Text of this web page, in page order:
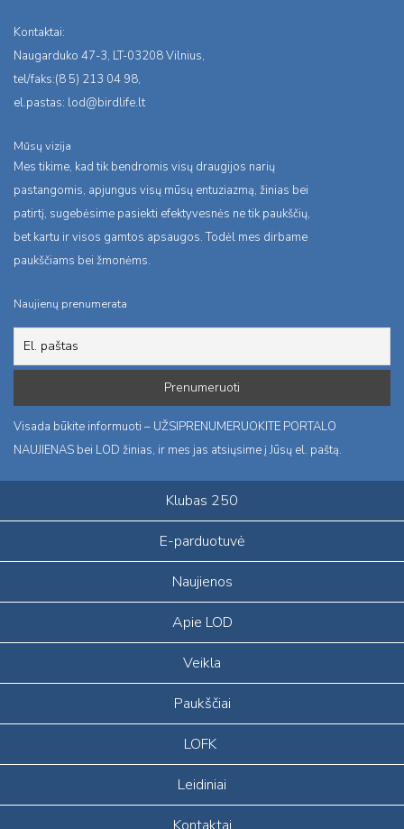
Kontaktai:
Naugarduko 47-3, LT-03208 Vilnius,
tel/faks:(8 5) 213 04 98,
el.pastas: lod@birdlife.lt
Mūsų vizija
Mes tikime, kad tik bendromis visų draugijos narių
pastangomis, apjungus visų mūsų entuziazmą, žinias bei
patirtį, sugebėsime pasiekti efektyvesnės ne tik paukščių,
bet kartu ir visos gamtos apsaugos. Todėl mes dirbame
paukščiams bei žmonėms.
Naujienų prenumerata
Visada būkite informuoti – UŽSIPRENUMERUOKITE PORTALO
NAUJIENAS bei LOD žinias, ir mes jas atsiųsime į Jūsų el. paštą.
Klubas 250
E-parduotuvė
Naujienos
Apie LOD
Veikla
Paukščiai
LOFK
Leidiniai